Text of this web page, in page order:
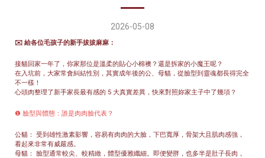
2026-05-08
✉️ 給各位毛孩子的新手拔拔麻麻：
接貓回家一年了，你家那位是溫柔的貼心小棉襖？還是拆家的小魔王呢？
在入坑前，大家常會糾結性別，其實成年後的公、母貓，從臉型到靈魂都長得完全
不一樣！
心頭肉整理了新手家長最有感的 5 大真實差異，快來對照妳家主子中了幾項？
❶ 臉型與體態：誰是肉肉臉代表？
公貓： 受到雄性激素影響，容易有肉肉的大臉，下巴寬厚，骨架大且肌肉感強，
看起來非常有威嚴感。
母貓： 臉型通常較尖、較精緻，體型優雅纖細。即便變胖，也多半是肚子長肉，